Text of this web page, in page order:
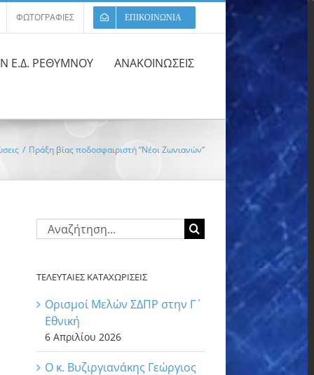
ΦΩΤΟΓΡΑΦΙΕΣ ΕΠΙΚΟΙΝΩΝΙΑ
Ε.Δ. ΡΕΘΥΜΝΟΥ ΑΝΑΚΟΙΝΩΣΕΙΣ
/ Πράξη βίας ποδοσφαιριστή “Νέοι Ζωνιανών”
Αναζήτηση
για:
ΤΕΛΕΥΤΑΙΕΣ ΚΑΤΑΧΩΡΙΣΕΙΣ
Ορισμοί Μελών ΣΔΠΡ στην Γ΄
Εθνική
6 Απριλίου 2026
Ο κ. Βυζιργιανάκης Γεώργιος